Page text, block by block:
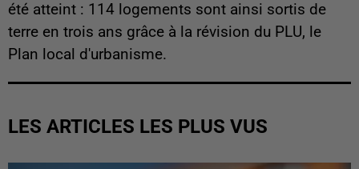
été atteint : 114 logements sont ainsi sortis de
terre en trois ans grâce à la révision du PLU, le
Plan local d'urbanisme.
LES ARTICLES LES PLUS VUS